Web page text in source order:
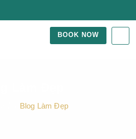
BOOK NOW
Blog Làm Đẹp